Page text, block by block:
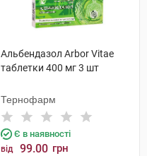
Альбендазол Arbor Vitae
таблетки 400 мг 3 шт
Тернофарм
Є в наявності
від 99.00 грн